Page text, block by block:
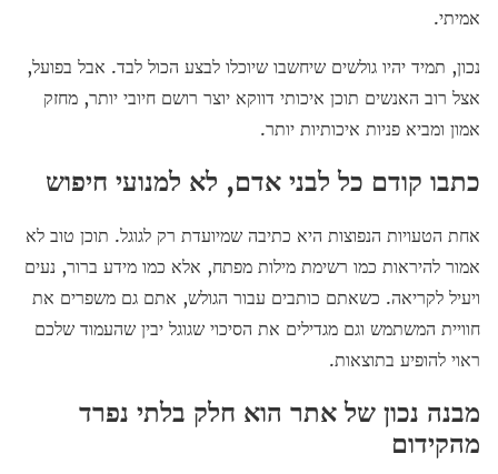
אמיתי.
נכון, תמיד יהיו גולשים שיחשבו שיוכלו לבצע הכול לבד. אבל בפועל,
אצל רוב האנשים תוכן איכותי דווקא יוצר רושם חיובי יותר, מחזק
אמון ומביא פניות איכותיות יותר.
כתבו קודם כל לבני אדם, לא למנועי חיפוש
אחת הטעויות הנפוצות היא כתיבה שמיועדת רק לגוגל. תוכן טוב לא
אמור להיראות כמו רשימת מילות מפתח, אלא כמו מידע ברור, נעים
ויעיל לקריאה. כשאתם כותבים עבור הגולש, אתם גם משפרים את
חוויית המשתמש וגם מגדילים את הסיכוי שגוגל יבין שהעמוד שלכם
ראוי להופיע בתוצאות.
מבנה נכון של אתר הוא חלק בלתי נפרד
מהקידום